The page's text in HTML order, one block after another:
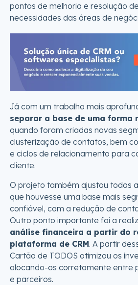
pontos de melhoria e resolução
necessidades das áreas de
Já com um trabalho mais
separar a base de uma forma
quando foram criadas novas
clusterização de contatos, bem
e ciclos de relacionamento para
cliente.
O projeto também ajustou todas
que houvesse uma base mais
confiável, com a redução de
Outro ponto importante foi a
análise financeira a partir do
plataforma de CRM. A partir
Cartão de TODOS otimizou os
alocando-os corretamente entre
e parceiros.